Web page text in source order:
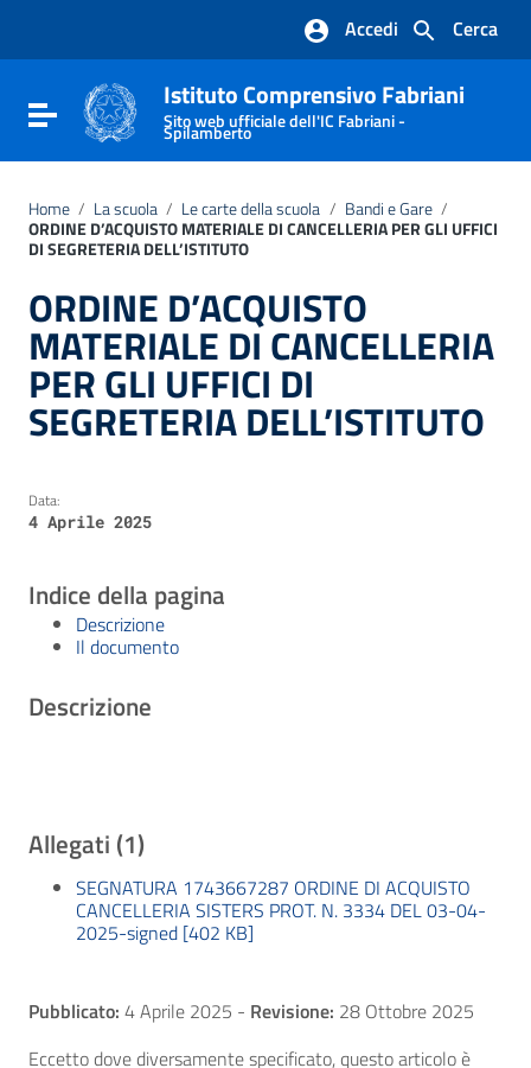
Vai al footer
Cerca
Accedi
Attiva / disattiva la navigazione
Istituto Comprensivo Fabriani
Sito web ufficiale dell'IC Fabriani -
Spilamberto
Home / La scuola / Le carte della scuola / Bandi e Gare /
ORDINE D’ACQUISTO MATERIALE DI CANCELLERIA PER GLI UFFICI
DI SEGRETERIA DELL’ISTITUTO
ORDINE D’ACQUISTO
MATERIALE DI CANCELLERIA
PER GLI UFFICI DI
SEGRETERIA DELL’ISTITUTO
Data:
4 Aprile 2025
Indice della pagina
Descrizione
Il documento
Descrizione
Allegati (1)
SEGNATURA 1743667287 ORDINE DI ACQUISTO
CANCELLERIA SISTERS PROT. N. 3334 DEL 03-04-
2025-signed [402 KB]
Pubblicato: 4 Aprile 2025 - Revisione: 28 Ottobre 2025
Eccetto dove diversamente specificato, questo articolo è